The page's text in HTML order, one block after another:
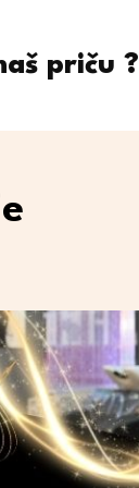
priču ?